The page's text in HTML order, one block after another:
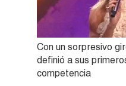
Con un sorpresivo
definió a sus
competencia